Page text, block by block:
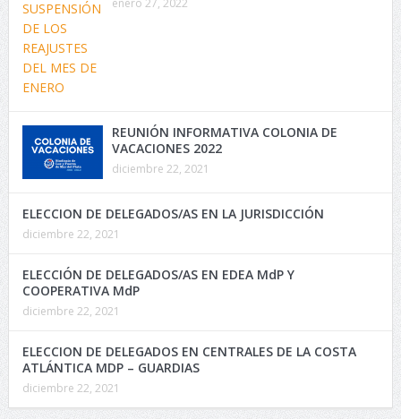
enero 27, 2022
REUNIÓN INFORMATIVA COLONIA DE
VACACIONES 2022
diciembre 22, 2021
ELECCION DE DELEGADOS/AS EN LA JURISDICCIÓN
diciembre 22, 2021
ELECCIÓN DE DELEGADOS/AS EN EDEA MdP Y
COOPERATIVA MdP
diciembre 22, 2021
ELECCION DE DELEGADOS EN CENTRALES DE LA COSTA
ATLÁNTICA MDP – GUARDIAS
diciembre 22, 2021